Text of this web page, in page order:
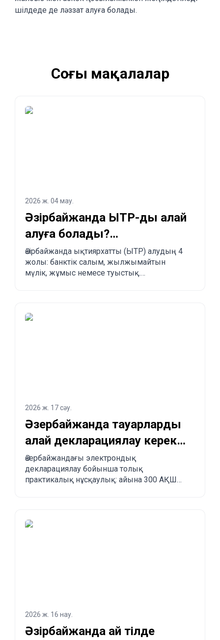
шілдеде де ләззат алуға болады.
Соңғы мақалалар
2026 ж. 04 мау.
Әзірбайжанда ЫТР-ды қалай
алуға болады?
Заңдастырудың 4 жолы
Әзірбайжанда ықтиярхатты (ЫТР) алудың 4
жолы: банктік салым, жылжымайтын
мүлік, жұмыс немесе туыстық.
2026 ж. 17 сәу.
Әзербайжанда тауарларды
қалай декларациялау керек
және Қытайдан
Әзербайжанға қалай
Әзербайжандағы электрондық
декларациялау бойынша толық
практикалық нұсқаулық: айына 300 АҚШ
Қытайдан, Түркиядан, АҚШ-тан және басқа
2026 ж. 16 нау.
Әзірбайжанда қай тілде